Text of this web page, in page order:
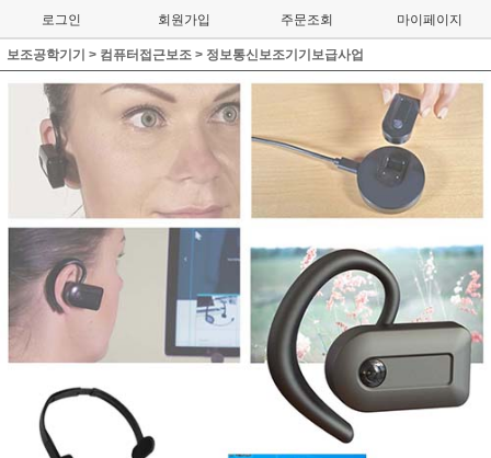
로그인 회원가입 주문조회 마이페이지
보조공학기기 > 컴퓨터접근보조 > 정보통신보조기기보급사업